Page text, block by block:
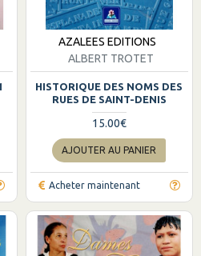
AZALEES EDITIONS
ALBERT TROTET
HISTORIQUE DES NOMS DES
RUES DE SAINT-DENIS
15.00€
AJOUTER AU PANIER
Acheter maintenant